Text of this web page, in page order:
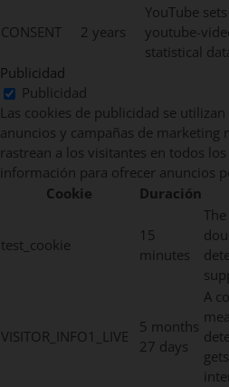
CONSENT 2 years
YouTube
youtube-
statistical
Publicidad
Publicidad
Las cookies de publicidad se
anuncios y campañas de marketing
rastrean a los visitantes en todos
información para ofrecer anuncios
Cookie
Duración
test_cookie
15
minutes
VISITOR_INFO1_LIVE
5 months
27 days
A